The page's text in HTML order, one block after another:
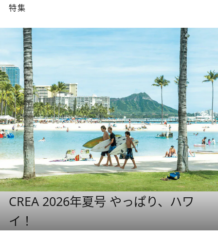
特集
CREA 2026年夏号 やっぱり、ハワ
イ！